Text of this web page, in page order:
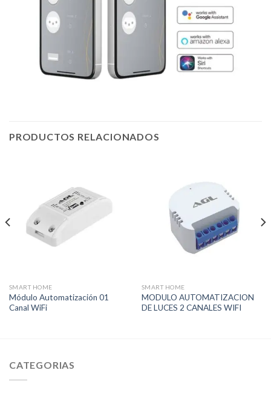
PRODUCTOS RELACIONADOS
SMART HOME
Módulo Automatización 01
Canal WiFi
SMART HOME
MODULO AUTOMATIZACION
DE LUCES 2 CANALES WIFI
CATEGORIAS